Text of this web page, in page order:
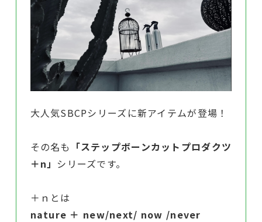
大人気SBCPシリーズに新アイテムが登場！
その名も 「ステップボーンカットプロダクツ
＋n」 シリーズです。
＋ｎとは
nature ＋ new/next/ now /never